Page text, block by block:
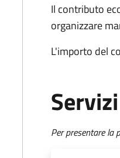
Il contributo
organizzare
L'importo del
Servizi
Per presentare la